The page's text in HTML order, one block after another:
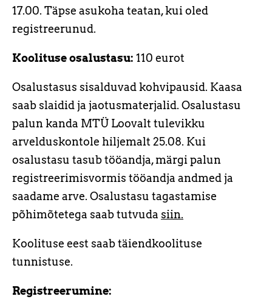
17.00. Täpse asukoha teatan, kui oled
registreerunud.
Koolituse osalustasu: 110 eurot
Osalustasus sisalduvad kohvipausid. Kaasa
saab slaidid ja jaotusmaterjalid. Osalustasu
palun kanda MTÜ Loovalt tulevikku
arvelduskontole hiljemalt 25.08. Kui
osalustasu tasub tööandja, märgi palun
registreerimisvormis tööandja andmed ja
saadame arve. Osalustasu tagastamise
põhimõtetega saab tutvuda siin.
Koolituse eest saab täiendkoolituse
tunnistuse.
Registreerumine: